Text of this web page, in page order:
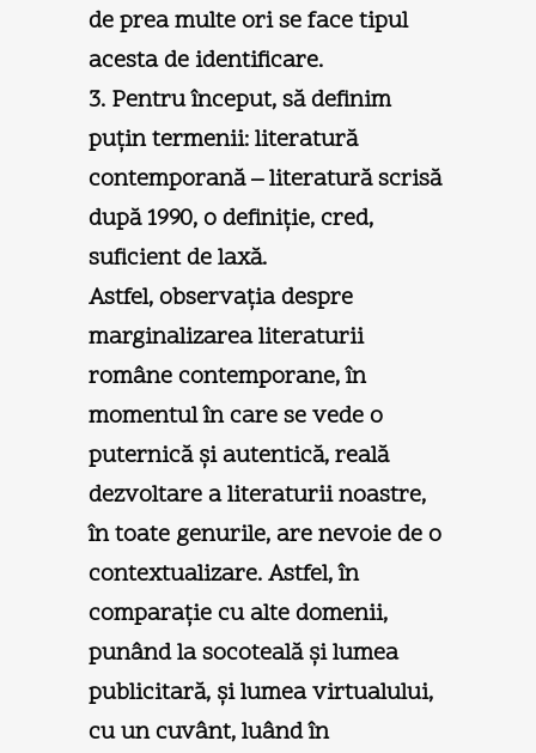
de prea multe ori se face tipul
acesta de identificare.
3. Pentru început, să definim
puţin termenii: literatură
contemporană – literatură scrisă
după 1990, o definiţie, cred,
suficient de laxă.
Astfel, observaţia despre
marginalizarea literaturii
române contemporane, în
momentul în care se vede o
puternică şi autentică, reală
dezvoltare a literaturii noastre,
în toate genurile, are nevoie de o
contextualizare. Astfel, în
comparaţie cu alte domenii,
punând la socoteală şi lumea
publicitară, şi lumea virtualului,
cu un cuvânt, luând în